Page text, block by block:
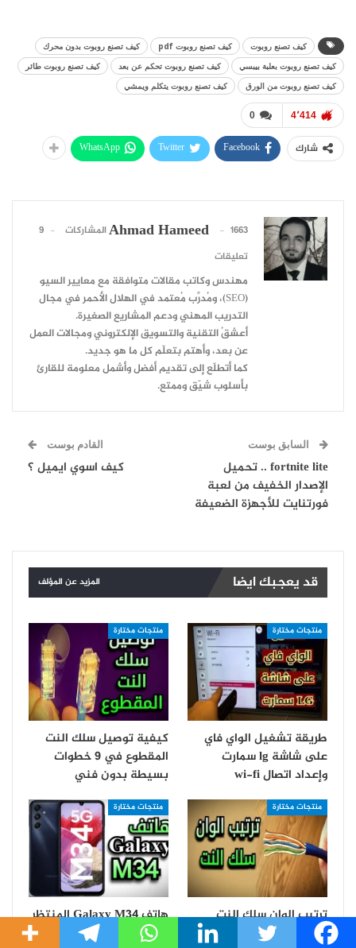
كيف تصنع روبوت كيف تصنع روبوت pdf
كيف تصنع روبوت بدون محرك
كيف تصنع روبوت بعلبة بيبسي
كيف تصنع روبوت تحكم عن بعد
كيف تصنع روبوت طائر
كيف تصنع روبوت من الورق
كيف تصنع روبوت يتكلم ويمشي
0 4٬414
شارك Facebook
Twitter
WhatsApp
Ahmad Hameed 1663 المشاركات
9
تعليقات
مهندس وكاتب مقالات متوافقة مع معايير السيو
(SEO)، ومُدرِّب مُعتمد في الهلال الأحمر في مجال
التدريب المهني ودعم المشاريع الصغيرة.
أعشقُ التقنية والتسويق الإلكتروني ومجالات العمل
عن بعد، وأهتم بتعلّم كل ما هو جديد.
كما أتطلّع إلى تقديم أفضل وأشمل معلومة للقارئ
بأسلوب شيّق وممتع.
السابق بوست
fortnite lite .. تحميل
الإصدار الخفيف من لعبة
فورتنايت للأجهزة الضعيفة
القادم بوست
كيف اسوي ايميل ؟
قد يعجبك ايضا المزيد عن المؤلف
منتجات مختارة
طريقة تشغيل الواي فاي
على شاشة lg سمارت
و‏إعداد اتصال wi-fi
منتجات مختارة
كيفية توصيل سلك النت
المقطوع في 9 خطوات
بسيطة بدون فني
منتجات مختارة
ترتيب الوان سلك النت
وتأريج كابل الشبكة في 5
منتجات مختارة
هاتف Galaxy M34 المنتظر
| تسريبات مواصفاته وسعره